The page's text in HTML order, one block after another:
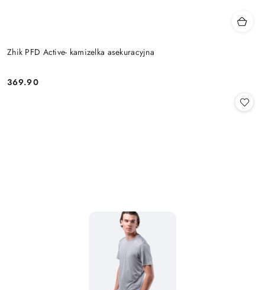
Zhik PFD Active- kamizelka asekuracyjna
Cena:
369.90